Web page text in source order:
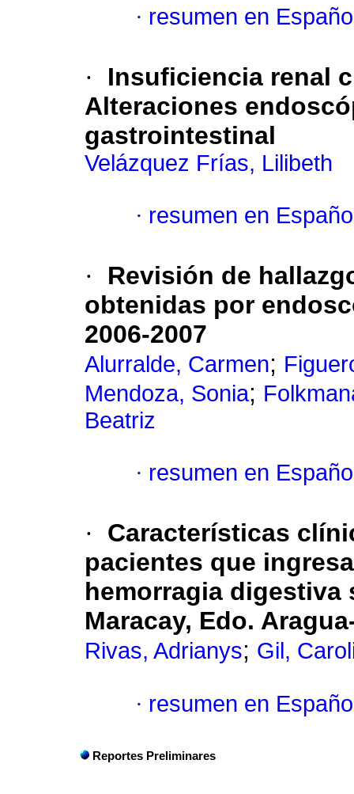
· resumen en
·
Insuficiencia renal
Alteraciones
gastrointestinal
Velázquez Frías, Lilibeth
· resumen en
·
Revisión de
obtenidas por
2006-2007
Alurralde, Carmen;
Mendoza, Sonia;
Beatriz
· resumen en
·
Características
pacientes que
hemorragia digestiva
Maracay, Edo.
Rivas, Adrianys; Gil,
· resumen en
Reportes Preliminares